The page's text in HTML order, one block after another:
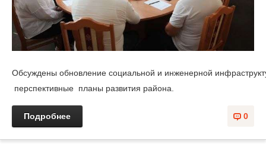
Обсуждены обновление социальной и инженерной
перспективные планы развития района.
0
Подробнее